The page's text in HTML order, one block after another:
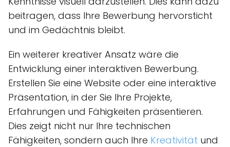
beitragen, dass Ihre Bewerbung hervorsticht
und im Gedächtnis bleibt.
Ein weiterer kreativer Ansatz wäre die
Entwicklung einer interaktiven Bewerbung.
Erstellen Sie eine Website oder eine interaktive
Präsentation, in der Sie Ihre Projekte,
Erfahrungen und Fähigkeiten präsentieren.
Dies zeigt nicht nur Ihre technischen
Fähigkeiten, sondern auch Ihre Kreativität und